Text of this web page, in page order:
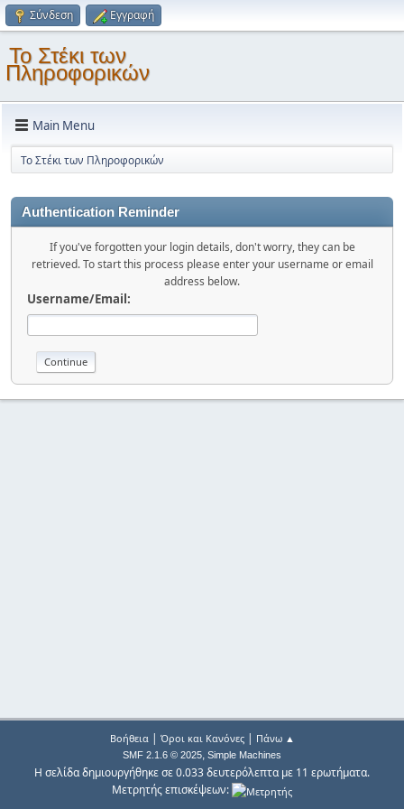
Σύνδεση Εγγραφή
Το Στέκι των
Πληροφορικών
Main Menu
Το Στέκι των Πληροφορικών
Authentication Reminder
If you've forgotten your login details, don't worry, they can be
retrieved. To start this process please enter your username or email
address below.
Username/Email:
Βοήθεια| Όροι και Κανόνες| Πάνω ▲
SMF 2.1.6 © 2025, Simple Machines
Η σελίδα δημιουργήθηκε σε 0.033 δευτερόλεπτα με 11 ερωτήματα.
Μετρητής επισκέψεων: